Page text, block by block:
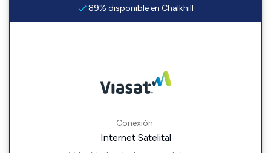
89% disponible en Chalkhill
Conexión:
Internet Satelital